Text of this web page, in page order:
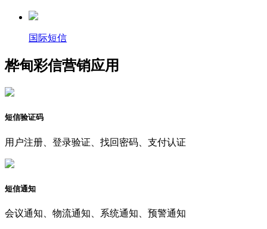
国际短信
桦甸彩信营销应用
短信验证码
用户注册、登录验证、找回密码、支付认证
短信通知
会议通知、物流通知、系统通知、预警通知